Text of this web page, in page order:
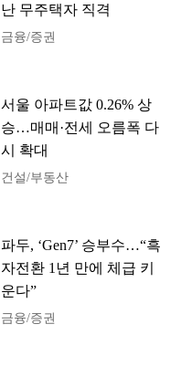
난 무주택자 직격
금융/증권
서울 아파트값 0.26% 상
승…매매·전세 오름폭 다
시 확대
건설/부동산
파두, ‘Gen7’ 승부수…“흑
자전환 1년 만에 체급 키
운다”
금융/증권